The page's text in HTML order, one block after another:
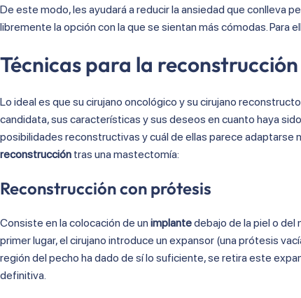
De este modo, les ayudará a reducir la ansiedad que conlleva
libremente la opción con la que se sientan más cómodas. Para
Técnicas para la
Lo ideal es que su cirujano oncológico y su cirujano
candidata, sus características y sus deseos en cuanto haya
posibilidades reconstructivas y cuál de ellas parece adaptarse
reconstrucción tras una mastectomía:
Reconstrucción con prótesis
Consiste en la colocación de un implantedebajo de la piel o del
primer lugar, el cirujano introduce un expansor (una prótesis
región del pecho ha dado de sí lo suficiente, se retira este
definitiva.